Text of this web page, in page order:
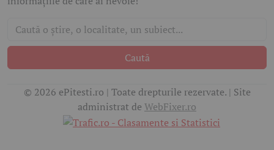
Caută
© 2026 ePitesti.ro | Toate drepturile rezervate. | Site
administrat de WebFixer.ro